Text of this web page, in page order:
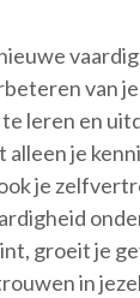
van
leren en
je
je
groeit je
in